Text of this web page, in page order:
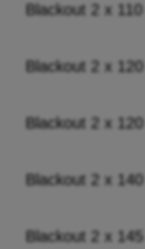
Blackout 2 x
Blackout 2 x
Blackout 2 x
Blackout 2 x
Blackout 2 x